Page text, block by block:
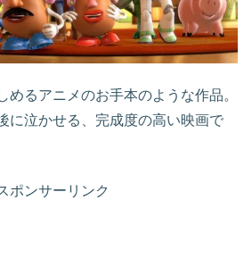
めるアニメのお手本のような作品。
に泣かせる、完成度の高い映画で
ポンサーリンク